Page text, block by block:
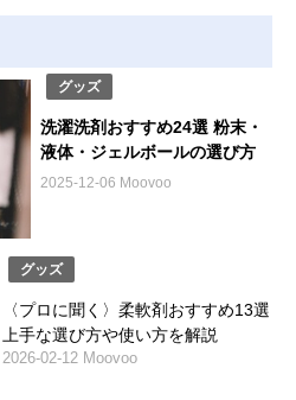
グッズ
洗濯洗剤おすすめ24選 粉末・
液体・ジェルボールの選び方
2025-12-06 Moovoo
グッズ
〈プロに聞く〉柔軟剤おすすめ13選
上手な選び方や使い方を解説
2026-02-12 Moovoo